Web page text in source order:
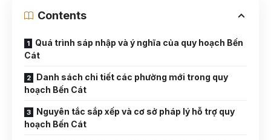
Contents
Quá trình sáp nhập và ý nghĩa của quy hoạch Bến
Cát
Danh sách chi tiết các phường mới trong quy
hoạch Bến Cát
Nguyên tắc sắp xếp và cơ sở pháp lý hỗ trợ quy
hoạch Bến Cát